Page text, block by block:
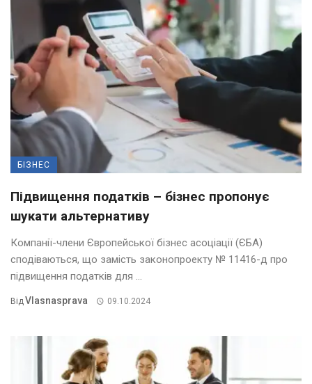
БІЗНЕС
Підвищення податків – бізнес пропонує
шукати альтернативу
Компанії-члени Європейської бізнес асоціації (ЄБА)
сподіваються, що замість законопроекту № 11416-д про
підвищення податків для ...
ВідVlasnasprava 09.10.2024